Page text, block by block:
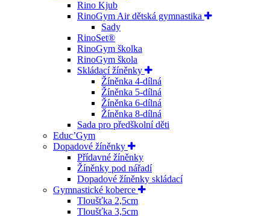
Rino Kjub
RinoGym Air dětská gymnastika
Sady
RinoSet®
RinoGym školka
RinoGym škola
Skládací žíněnky
Žíněnka 4-dílná
Žíněnka 5-dílná
Žíněnka 6-dílná
Žíněnka 8-dílná
Sada pro předškolní děti
Educ’Gym
Dopadové žíněnky
Přídavné žíněnky
Žíněnky pod nářadí
Dopadové žíněnky skládací
Gymnastické koberce
Tloušťka 2,5cm
Tloušťka 3,5cm